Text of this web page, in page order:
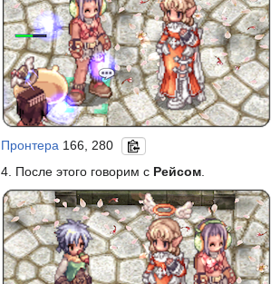
Пронтера 166, 280
4. После этого говорим с Рейсом